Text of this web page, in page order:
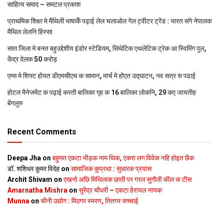
साहित्य समाद – समटल प्रकाश
प्राथमिक शि‍क्षा मे मैथि‍ली भाषाकेँ पढ़ाई लेल चलाओल गेल ट्वीटर ट्रेंड : भारत संगे नेपालक
मैथिल लेलनि हिस्सा
सात जिला मे बनत बहुउद्देशीय इंडोर स्‍टेडि‍यम, सिंथेटिक एथलेटिक ट्रेक आ स्विमिंग पुल,
केंद्र देलक 50 करोड़
एम्स मे शिफ्ट होयत डीएमसीएच क सामान, मार्च मे होएत उद्घाटन, नव सत्र स पढाई
होटल मैनेजमेंट क पढ़ाई करती बालिका गृह क 16 बालिका लोकनि, 29 कए जायतीह
बेंगलुरु
Recent Comments
Deepa Jha on बहुमत एकटा भीड़क नाम थिक, एकरा लग विवेक नहि होइत छैक
डॉ. शशिधर कुमर विदेह on सामाजिक कुप्रथा : सुधारक प्रयास
Archit Shivam on एखनो अछि मिथिलाक छाती पर गरल सुगौली कील क टीस
Amarnatha Mishra on सुरेंद्र चौधरी – एकटा हेरायल नायक
Munna on चीनी उद्योग : मिठगर स्‍मरण, तितगर सच्‍चाई